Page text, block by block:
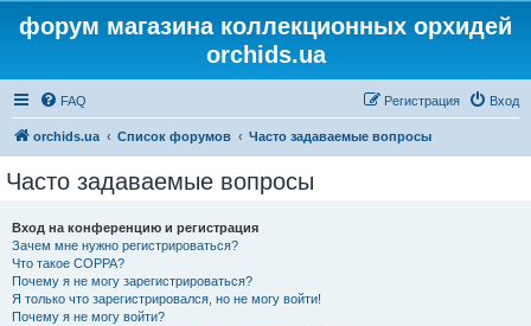
форум магазина коллекционных орхидей
orchids.ua
FAQ Вход
Регистрация
orchids.ua Список форумов Часто задаваемые вопросы
Часто задаваемые вопросы
Вход на конференцию и регистрация
Зачем мне нужно регистрироваться?
Что такое COPPA?
Почему я не могу зарегистрироваться?
Я только что зарегистрировался, но не могу войти!
Почему я не могу войти?